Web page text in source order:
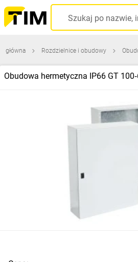
główna Rozdzielnice i obudowy
Obudowa hermetyczna IP66 GT